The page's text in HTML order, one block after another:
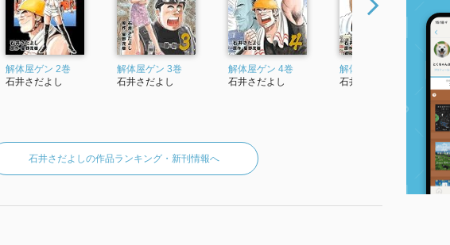
解体屋ゲン 2巻
石井さだよし
解体屋ゲン 3巻
石井さだよし
解体屋ゲン 4巻
石井さだよし
解体屋ゲン 5巻
石井さだよし
石井さだよしの作品ランキング・新刊情報へ